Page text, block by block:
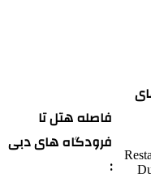
فاصله هتل تا
فرودگاه های دبی
: